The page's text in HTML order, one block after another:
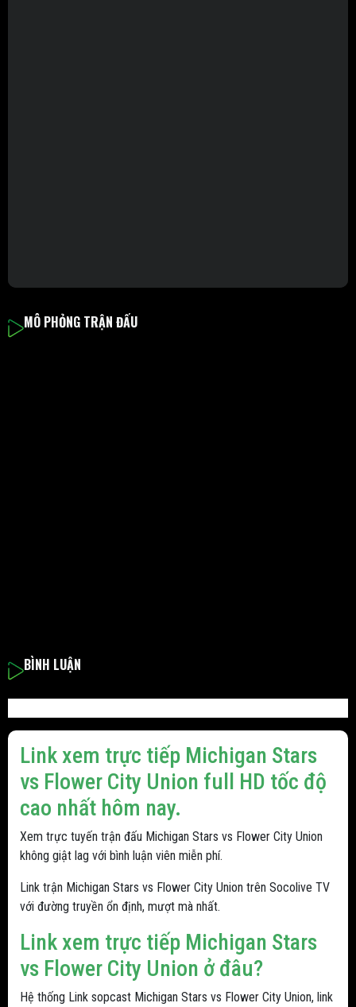
MÔ PHỎNG TRẬN ĐẤU
BÌNH LUẬN
Link xem trực tiếp Michigan Stars
vs Flower City Union full HD tốc độ
cao nhất hôm nay.
Xem trực tuyến trận đấu Michigan Stars vs Flower City Union
không giật lag với bình luận viên miễn phí.
Link trận Michigan Stars vs Flower City Union trên Socolive TV
với đường truyền ổn định, mượt mà nhất.
Link xem trực tiếp Michigan Stars
vs Flower City Union ở đâu?
Hệ thống Link sopcast Michigan Stars vs Flower City Union, link